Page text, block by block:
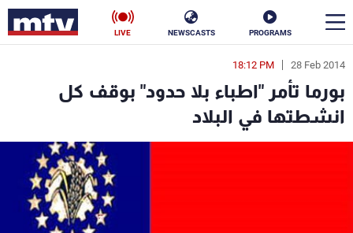
PROGRAMS
NEWSCASTS
LIVE
28 Feb 2014
18:12 PM
بورما تأمر "اطباء بلا حدود" بوقف كل
انشطتها في البلاد
en
الأخبار
سياسة ناس